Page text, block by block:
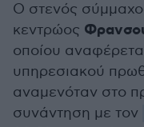
Ο στενός
κεντρώος
οποίου
υπηρεσιακού
αναμενόταν στο
συνάντηση με τον